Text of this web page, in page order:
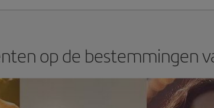
op de bestemmingen